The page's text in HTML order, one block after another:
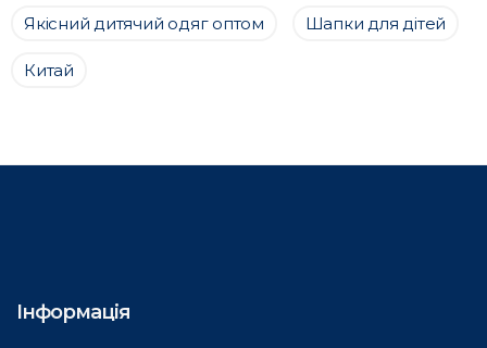
Якісний дитячий одяг оптом Шапки для дітей
Китай
Інформація